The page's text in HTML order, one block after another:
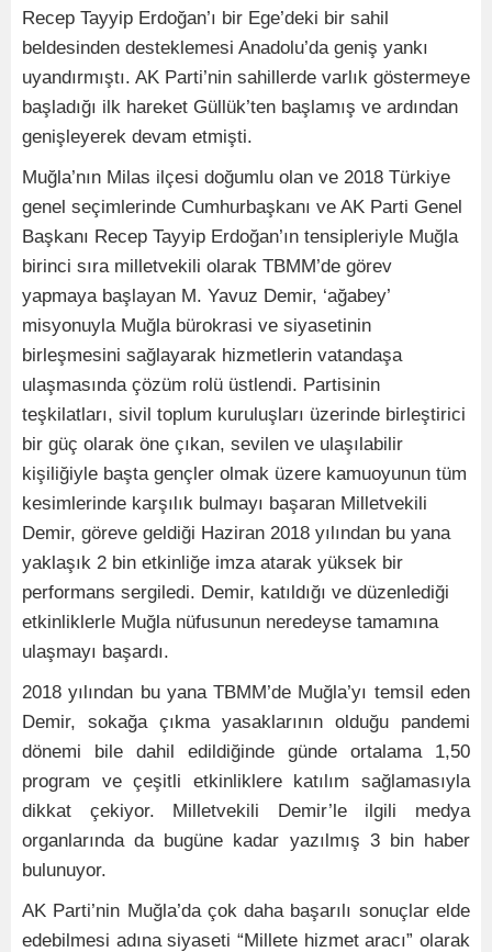
Recep Tayyip Erdoğan’ı bir Ege’deki bir sahil
beldesinden desteklemesi Anadolu’da geniş yankı
uyandırmıştı. AK Parti’nin sahillerde varlık göstermeye
başladığı ilk hareket Güllük’ten başlamış ve ardından
genişleyerek devam etmişti.
Muğla’nın Milas ilçesi doğumlu olan ve 2018 Türkiye
genel seçimlerinde Cumhurbaşkanı ve AK Parti Genel
Başkanı Recep Tayyip Erdoğan’ın tensipleriyle Muğla
birinci sıra milletvekili olarak TBMM’de görev
yapmaya başlayan M. Yavuz Demir, ‘ağabey’
misyonuyla Muğla bürokrasi ve siyasetinin
birleşmesini sağlayarak hizmetlerin vatandaşa
ulaşmasında çözüm rolü üstlendi. Partisinin
teşkilatları, sivil toplum kuruluşları üzerinde birleştirici
bir güç olarak öne çıkan, sevilen ve ulaşılabilir
kişiliğiyle başta gençler olmak üzere kamuoyunun tüm
kesimlerinde karşılık bulmayı başaran Milletvekili
Demir, göreve geldiği Haziran 2018 yılından bu yana
yaklaşık 2 bin etkinliğe imza atarak yüksek bir
performans sergiledi. Demir, katıldığı ve düzenlediği
etkinliklerle Muğla nüfusunun neredeyse tamamına
ulaşmayı başardı.
2018 yılından bu yana TBMM’de Muğla’yı temsil eden
Demir, sokağa çıkma yasaklarının olduğu pandemi
dönemi bile dahil edildiğinde günde ortalama 1,50
program ve çeşitli etkinliklere katılım sağlamasıyla
dikkat çekiyor. Milletvekili Demir’le ilgili medya
organlarında da bugüne kadar yazılmış 3 bin haber
bulunuyor.
AK Parti’nin Muğla’da çok daha başarılı sonuçlar elde
edebilmesi adına siyaseti “Millete hizmet aracı” olarak